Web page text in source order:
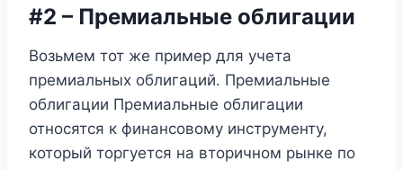
#2 – Премиальные облигации
Возьмем тот же пример для учета
премиальных облигаций. Премиальные
облигации Премиальные облигации
относятся к финансовому инструменту,
который торгуется на вторичном рынке по